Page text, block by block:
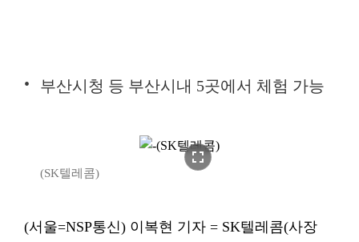
부산시청 등 부산시내 5곳에서 체험 가능
fullscreen
(SK텔레콤)
(서울=NSP통신) 이복현 기자 = SK텔레콤(사장